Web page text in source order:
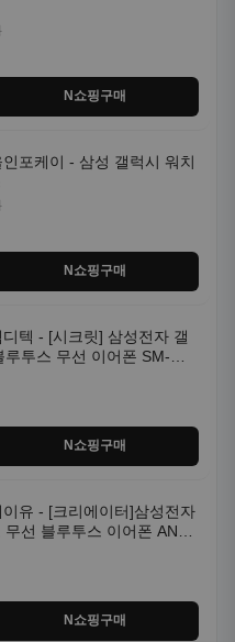
N쇼핑구매
포케이 - 삼성 갤럭시 워치
N쇼핑구매
텍 - [시크릿] 삼성전자 갤
루투스 무선 이어폰 SM-
N쇼핑구매
유 - [크리에이터]삼성전자
선 블루투스 이어폰 ANC
N쇼핑구매